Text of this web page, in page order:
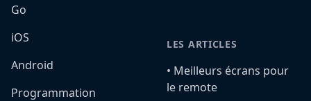
Go
iOS
Android
Programmation
LES ARTICLES
•️ Meilleurs écrans pour
le remote